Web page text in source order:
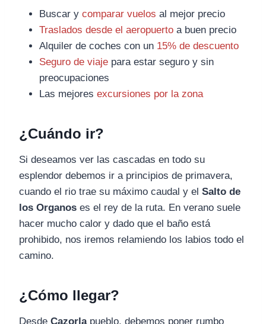
Buscar y comparar vuelos al mejor precio
Traslados desde el aeropuerto a buen precio
Alquiler de coches con un 15% de descuento
Seguro de viaje para estar seguro y sin
preocupaciones
Las mejores excursiones por la zona
¿Cuándo ir?
Si deseamos ver las cascadas en todo su
esplendor debemos ir a principios de primavera,
cuando el rio trae su máximo caudal y el Salto de
los Organos es el rey de la ruta. En verano suele
hacer mucho calor y dado que el baño está
prohibido, nos iremos relamiendo los labios todo el
camino.
¿Cómo llegar?
Desde Cazorlapueblo, debemos poner rumbo